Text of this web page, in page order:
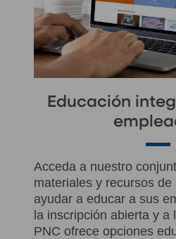
Educación
Acceda a nuestro
materiales y recursos
ayudar a educar a sus
la inscripción abierta y a
PNC ofrece opciones